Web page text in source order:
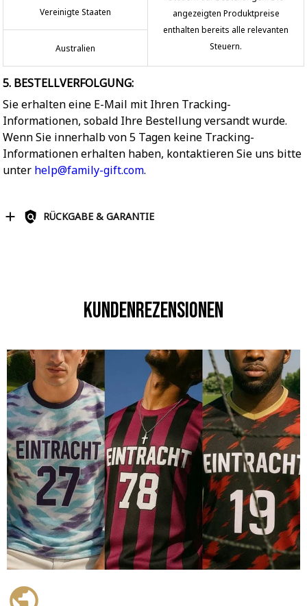
angezeigten Produktpreise
enthalten bereits alle relevanten
Steuern.
Vereinigte Staaten
Australien
5. BESTELLVERFOLGUNG:
Sie erhalten eine E-Mail mit Ihren Tracking-
Informationen, sobald Ihre Bestellung versandt wurde.
Wenn Sie innerhalb von 5 Tagen keine Tracking-
Informationen erhalten haben, kontaktieren Sie uns bitte
unter help@family-gift.com.
RÜCKGABE & GARANTIE
Kundenrezensionen